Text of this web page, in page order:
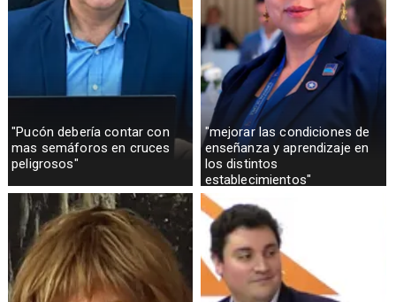
"Pucón debería contar con
mas semáforos en cruces
peligrosos"
"mejorar las condiciones de
enseñanza y aprendizaje en
los distintos
establecimientos"